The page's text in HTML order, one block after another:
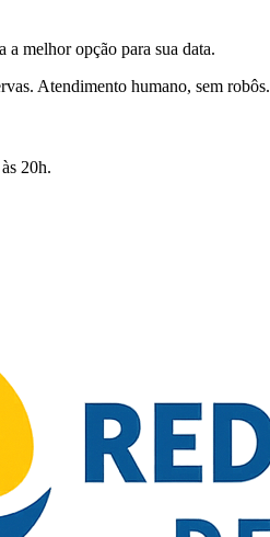
a melhor opção para sua data.
Atendimento humano, sem robôs.
20h.